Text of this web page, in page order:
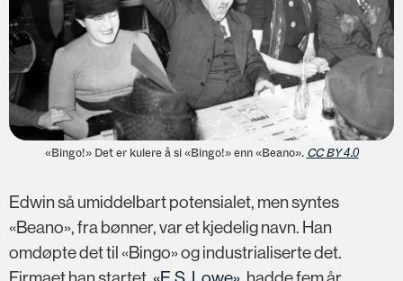
«Bingo!» Det er kulere å si «Bingo!» enn «Beano». CC BY 4.0
Edwin så umiddelbart potensialet, men syntes
«Beano», fra bønner, var et kjedelig navn. Han
omdøpte det til «Bingo» og industrialiserte det.